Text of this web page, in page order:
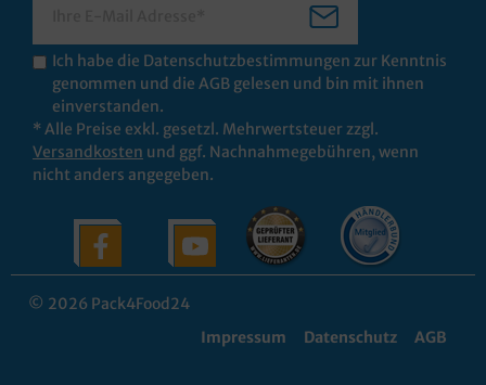
Ich habe die Datenschutzbestimmungen zur Kenntnis
genommen und die AGB gelesen und bin mit ihnen
einverstanden.
* Alle Preise exkl. gesetzl. Mehrwertsteuer zzgl.
Versandkosten und ggf. Nachnahmegebühren, wenn
nicht anders angegeben.
© 2026 Pack4Food24
Impressum
Datenschutz AGB